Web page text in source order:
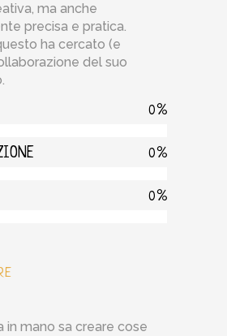
ma anche
precisa e pratica.
ha cercato (e
del suo
0
0
0
in mano sa creare cose